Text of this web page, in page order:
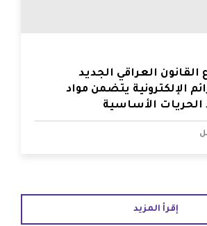
القانون العراقي الجديد
الإلكترونية يتضمن مواد
الحريات الأساسية
إقرأ المزيد